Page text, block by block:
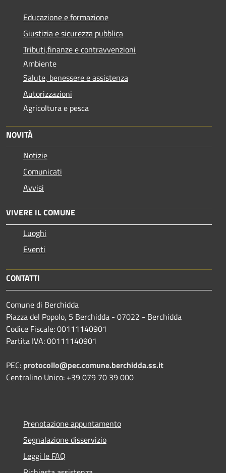
Educazione e formazione
Giustizia e sicurezza pubblica
Tributi,finanze e contravvenzioni
Ambiente
Salute, benessere e assistenza
Autorizzazioni
Agricoltura e pesca
NOVITÀ
Notizie
Comunicati
Avvisi
VIVERE IL COMUNE
Luoghi
Eventi
CONTATTI
Comune di Berchidda
Piazza del Popolo, 5 Berchidda - 07022 - Berchidda
Codice Fiscale: 00111140901
Partita IVA: 00111140901
PEC: protocollo@pec.comune.berchidda.ss.it
Centralino Unico: +39 079 70 39 000
Prenotazione appuntamento
Segnalazione disservizio
Leggi le FAQ